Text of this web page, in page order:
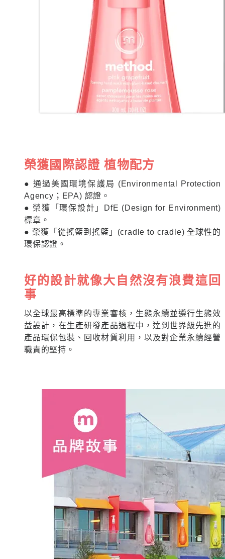
榮獲國際認證 植物配方
● 通過美國環境保護局 (Environmental Protection
Agency；EPA) 認證。
● 榮獲「環保設計」DfE (Design for Environment)
標章。
● 榮獲「從搖籃到搖籃」(cradle to cradle) 全球性的
環保認證。
好的設計就像大自然沒有浪費這回
事
以全球最高標準的專業審核，生態永續並遵行生態效
益設計，在生產研發產品過程中，達到世界級先進的
產品環保包裝、回收材質利用，以及對企業永續經營
職責的堅持。